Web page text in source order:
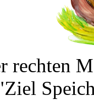
rechten